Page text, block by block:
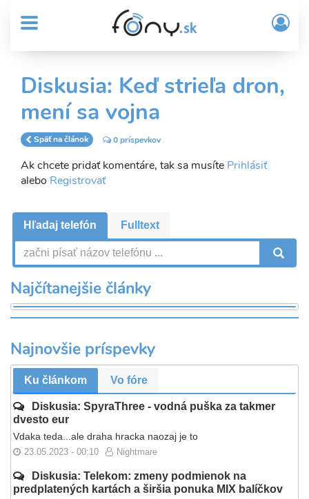
obsah
MENU
Sub
Header
menu
User
account
menu
/
Diskusia: Keď strieľa dron,
mení sa vojna
Späť na článok 0 príspevkov
Ak chcete pridať komentáre, tak sa musíte Prihlásiť
alebo Registrovať
Hľadaj telefón Fulltext
Najčítanejšie články
Najnovšie príspevky
Ku článkom Vo fóre
Diskusia: SpyraThree - vodná puška za takmer
dvesto eur
Vdaka teda...ale draha hracka naozaj je to
23.05.2023 - 00:10 Nightmare
Diskusia: Telekom: zmeny podmienok na
predplatených kartách a širšia ponuka MIX balíčkov